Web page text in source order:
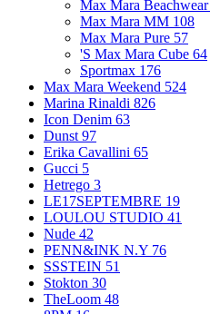
Max Mara Beachwear
Max Mara MM 108
Max Mara Pure 57
'S Max Mara Cube 64
Sportmax 176
Max Mara Weekend 524
Marina Rinaldi 826
Icon Denim 63
Dunst 97
Erika Cavallini 65
Gucci 5
Hetrego 3
LE17SEPTEMBRE 19
LOULOU STUDIO 41
Nude 42
PENN&INK N.Y 76
SSSTEIN 51
Stokton 30
TheLoom 48